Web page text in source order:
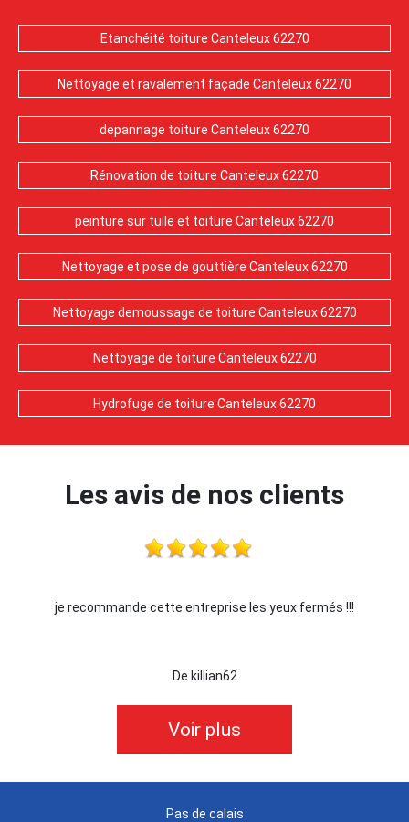
Etanchéité toiture Canteleux 62270
Nettoyage et ravalement façade Canteleux 62270
depannage toiture Canteleux 62270
Rénovation de toiture Canteleux 62270
peinture sur tuile et toiture Canteleux 62270
Nettoyage et pose de gouttière Canteleux 62270
Nettoyage demoussage de toiture Canteleux 62270
Nettoyage de toiture Canteleux 62270
Hydrofuge de toiture Canteleux 62270
Les avis de nos clients
je recommande cette entreprise les yeux fermés !!!
De killian62
Voir plus
Pas de calais